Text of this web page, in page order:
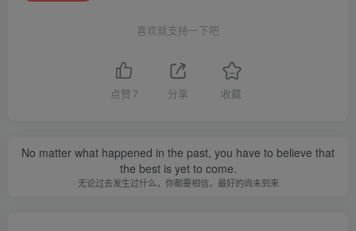
喜欢就支持一下吧
点赞 7 分享 收藏
No matter what happened in the past, you have to believe that
the best is yet to come.
无论过去发生过什么，你都要相信，最好的尚未到来